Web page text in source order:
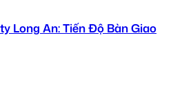
Long An: Tiến Độ Bàn Giao